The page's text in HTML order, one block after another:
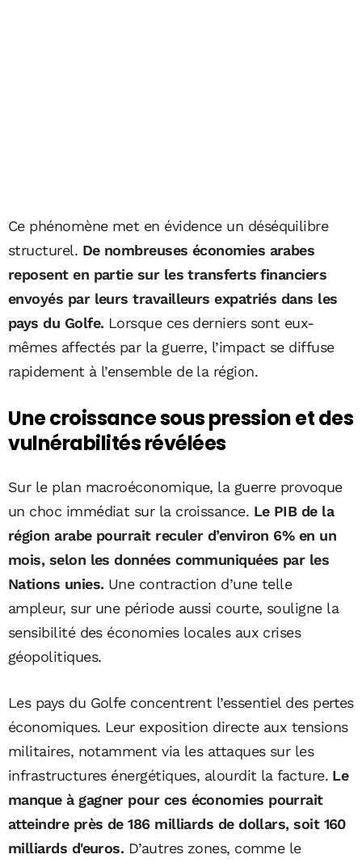
Ce phénomène met en évidence un déséquilibre
structurel. De nombreuses économies arabes
reposent en partie sur les transferts financiers
envoyés par leurs travailleurs expatriés dans les
pays du Golfe. Lorsque ces derniers sont eux-
mêmes affectés par la guerre, l’impact se diffuse
rapidement à l’ensemble de la région.
Une croissance sous pression et des
vulnérabilités révélées
Sur le plan macroéconomique, la guerre provoque
un choc immédiat sur la croissance. Le PIB de la
région arabe pourrait reculer d’environ 6% en un
mois, selon les données communiquées par les
Nations unies. Une contraction d’une telle
ampleur, sur une période aussi courte, souligne la
sensibilité des économies locales aux crises
géopolitiques.
Les pays du Golfe concentrent l’essentiel des pertes
économiques. Leur exposition directe aux tensions
militaires, notamment via les attaques sur les
infrastructures énergétiques, alourdit la facture. Le
manque à gagner pour ces économies pourrait
atteindre près de 186 milliards de dollars, soit 160
milliards d'euros. D’autres zones, comme le